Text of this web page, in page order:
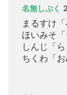
名無しぷく
まるすけ
ほいみそ
しんじ「
ちくわ「お